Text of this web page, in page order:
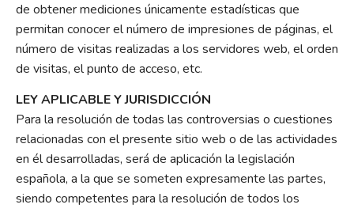
de obtener mediciones únicamente estadísticas que
permitan conocer el número de impresiones de páginas, el
número de visitas realizadas a los servidores web, el orden
de visitas, el punto de acceso, etc.
LEY APLICABLE Y JURISDICCIÓN
Para la resolución de todas las controversias o cuestiones
relacionadas con el presente sitio web o de las actividades
en él desarrolladas, será de aplicación la legislación
española, a la que se someten expresamente las partes,
siendo competentes para la resolución de todos los